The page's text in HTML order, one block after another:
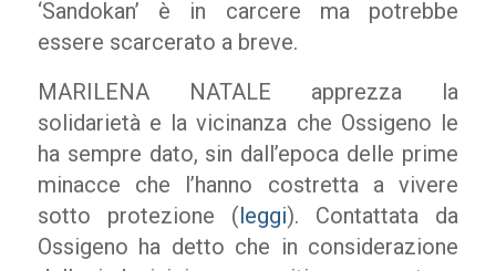
‘Sandokan’ è in carcere ma potrebbe
essere scarcerato a breve.
MARILENA NATALE apprezza la
solidarietà e la vicinanza che Ossigeno le
ha sempre dato, sin dall’epoca delle prime
minacce che l’hanno costretta a vivere
sotto protezione (leggi). Contattata da
Ossigeno ha detto che in considerazione